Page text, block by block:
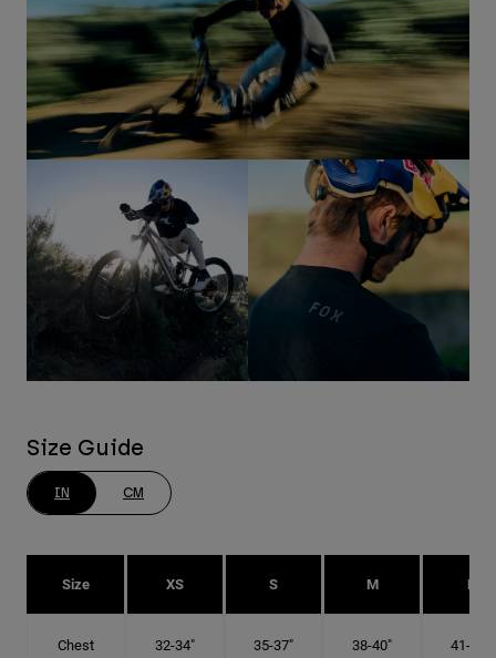
Size Guide
IN CM
Size XS S M L
Chest 32-34" 35-37" 38-40" 41-43"